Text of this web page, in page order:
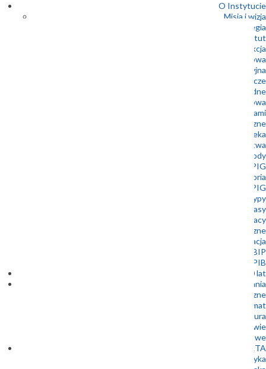
O Instytucie
Misja i wizja
Strategia
Statut
Dyrekcja
Rada Naukowa
Struktura organizacyjna
Państwowa Służba Geologiczna – Prawo geologiczne i górnicze
Państwowa Służba Geologiczna – Prawo wodne
Współpraca międzynarodowa
Współpraca z samorządami
Muzeum Geologiczne
Biblioteka
Wydawnictwa
Nagrody
Złota Odznaka PIG
Historia
Stowarzyszenie Emerytowanych Pracowników PIG
Logotypy
Dla prasy
Oferty pracy
Zamówienia publiczne
Kontakt i lokalizacja
BIP
Patronaty Dyrektora PIG-PIB
100 lat
Badania
Bezpieczeństwo energetyczne
Energia i klimat
Bezpieczna infrastruktura
Geologia a zdrowie
Badania podstawowe
OFERTA
Geofizyka